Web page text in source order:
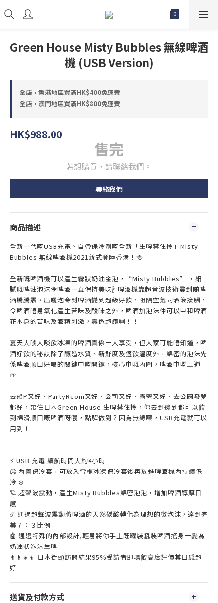
Green House Misty Bubbles 無線啤酒
機 (USB Version)
全店，香港地區買滿HK$400免運費
全店，澳門地區買滿HK$800免運費
HK$988.00
售完
若想購買，請聯絡我們。
聯絡我們
商品描述
全新一代嘅USB充電、自帶保冷劑嘅全新「生啤禁住拎」Misty
Bubbles 無線啤酒機2021新式登陸香港！🍻
全新嘅啤酒機可以產生霧狀奶油金泡，“Misty Bubbles” ，細
膩嘅啤油泡沫令啤酒一直保持美味🍾 啤酒機靠超音波技術震到啲啤
酒騰騰震，出曬泡令到啤酒變到超級好飲，阻隔空氣同酒液接觸，
令啤酒唔易氧化產生苦味及酸味之外，啤酒加泡沫仲可以中和啤酒
花本身的苦味及酒精刺激，真係超讚喇！！
夏天大啖大啖飲冰凍的啤酒真係一大享受，但大家可能唔知道，啤
酒好飲的秘訣除了釀造水質、新鮮度及適飲溫度外，綿密的泡沫先
係啤酒順口好喝的關鍵中嘅開鍵，核心中嘅內圍，啤酒中嘅王道
🍺
去船P又好、PartyRoom又好、公司又好、露營又好、去公園發夢
都好，帶住日本Green House 生啤禁住拎，你去到邊到都可以飲
到棉滑順口嘅啤酒呀喂，點解做到？因為無線㗎，USB充電就可以
用到！
⚡ USB 充電 續航時間大約4小時
🥶 內置保冷套，可放入雪櫃冰凍保冷套後再放進啤酒機內持續保
冷 ❄️
🪐 超聲波震動，產生Misty Bubbles綿密泡泡，增加啤酒醇厚口
感
☄️ 通過超聲波震動將啤酒的天然碳酸轉化為理想的微泡沫，達到完
美７：３比例
🤖 通過特殊的內部設計,輕易將你手上既罐裝瓶裝啤酒搖身一變為
奶油狀泡沫生啤
👨‍👩‍👧‍👦 日本街頭訪問結果95%受訪者即場飲高度評價其口感超
好
送貨及付款方式